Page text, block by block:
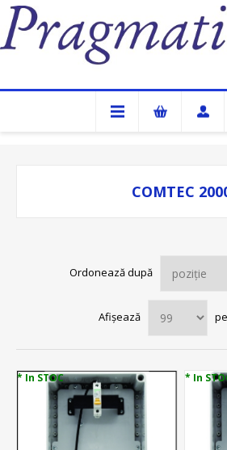
Pragmatic TCV
COMTEC
Ordonează după
Afișează
* In STOC * In